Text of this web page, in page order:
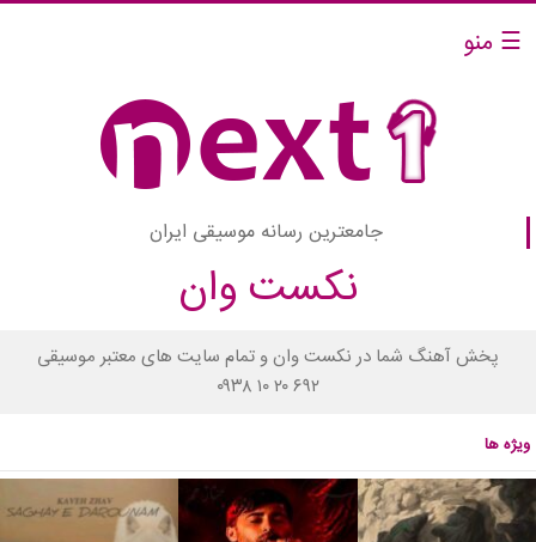
☰ منو
جامعترین رسانه موسیقی ایران
نکست وان
پخش آهنگ شما در نکست وان و تمام سایت های معتبر موسیقی
۰۹۳۸ ۱۰ ۲۰ ۶۹۲
ویژه ها